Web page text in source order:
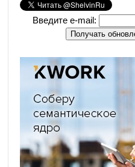
Введите e-mail: